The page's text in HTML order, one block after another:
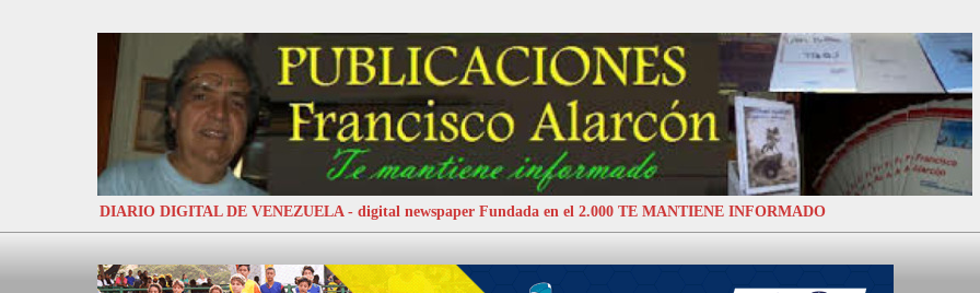
DIARIO DIGITAL DE VENEZUELA - digital newspaper Fundada en el 2.000 TE MANTIENE INFORMADO